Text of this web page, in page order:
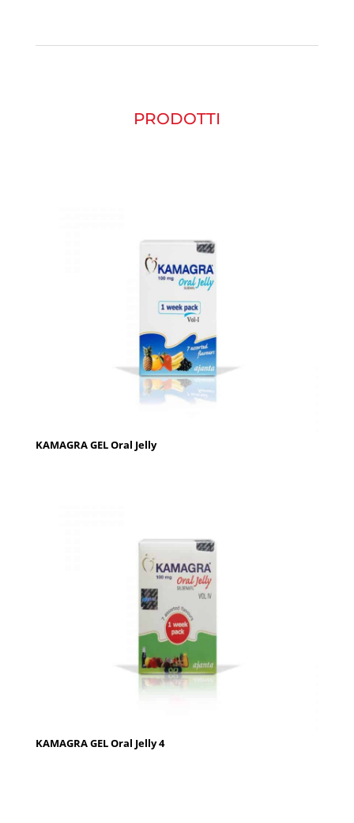
PRODOTTI
KAMAGRA GEL Oral Jelly
KAMAGRA GEL Oral Jelly 4